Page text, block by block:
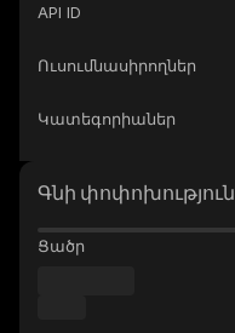
API ID
Ուսումնասիրողներ
Կատեգորիաներ
Գնի փոփոխություն
Ցածր